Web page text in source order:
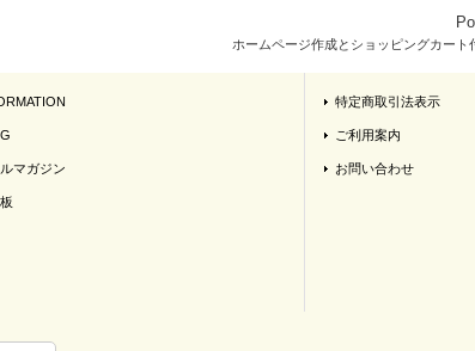
ホームページ作成とショッピングカート
マガジン
特定商取引法表示
ご利用案内
お問い合わせ